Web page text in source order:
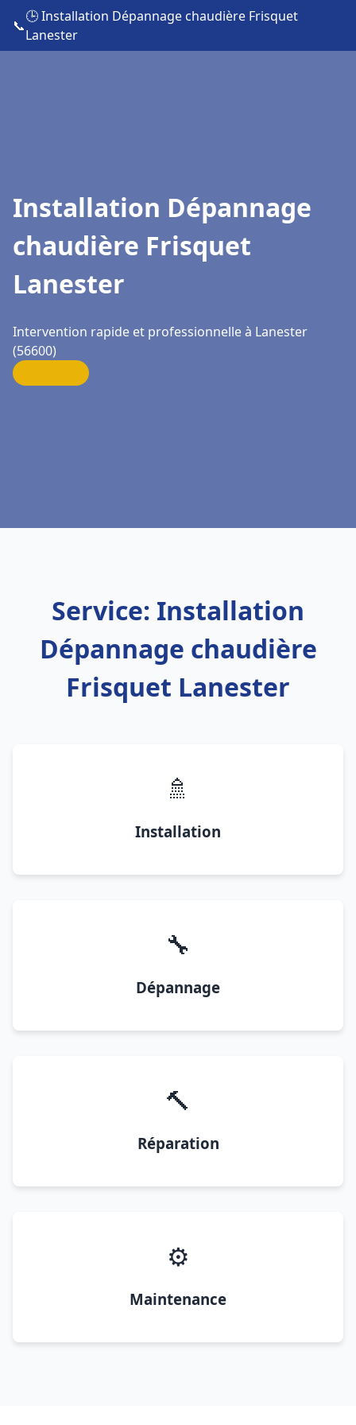
📞
🕒 Installation Dépannage chaudière Frisquet
Lanester
Installation Dépannage
chaudière Frisquet
Lanester
Intervention rapide et professionnelle à Lanester
(56600)
Service: Installation
Dépannage chaudière
Frisquet Lanester
🚿
Installation
🔧
Dépannage
🔨
Réparation
⚙️
Maintenance